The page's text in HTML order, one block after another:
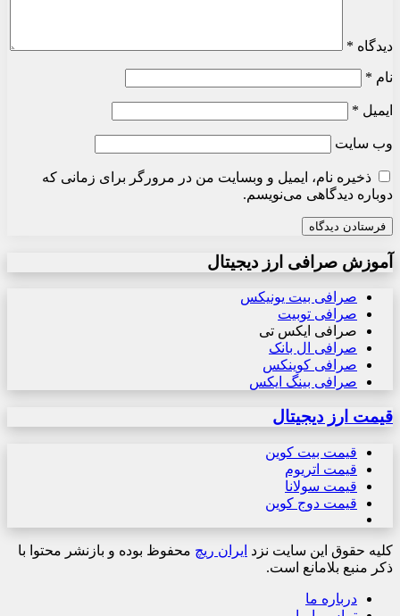
دیدگاه *
نام *
ایمیل *
وب‌ سایت
ذخیره نام، ایمیل و وبسایت من در مرورگر برای زمانی که
دوباره دیدگاهی می‌نویسم.
آموزش صرافی ارز دیجیتال
صرافی بیت یونیکس
صرافی توبیت
صرافی ایکس تی
صرافی ال بانک
صرافی کوینکس
صرافی بینگ ایکس
قیمت ارز دیجیتال
قیمت بیت کوین
قیمت اتریوم
قیمت سولانا
قیمت دوج کوین
کلیه حقوق این سایت نزد ایران ریچ محفوظ بوده و بازنشر محتوا با
ذکر منبع بلامانع است.
درباره ما